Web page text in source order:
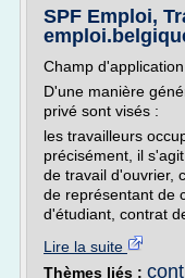
SPF Emploi,
Champ d'application
D'une manière
privé sont visés :
les travailleurs
précisément, il
de travail d'ouvrier,
de représentant de
d'étudiant, contrat
Lire la suite
Thèmes liés :